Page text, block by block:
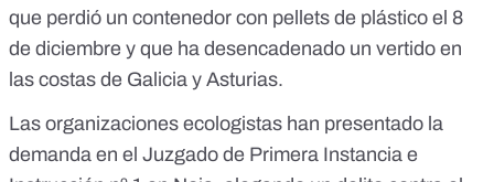
que perdió un contenedor con pellets de plástico el 8
de diciembre y que ha desencadenado un vertido en
las costas de Galicia y Asturias.
Las organizaciones ecologistas han presentado la
demanda en el Juzgado de Primera Instancia e